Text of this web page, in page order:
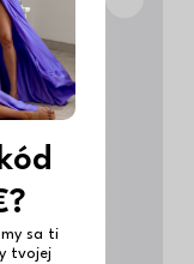
sa ti
tvojej